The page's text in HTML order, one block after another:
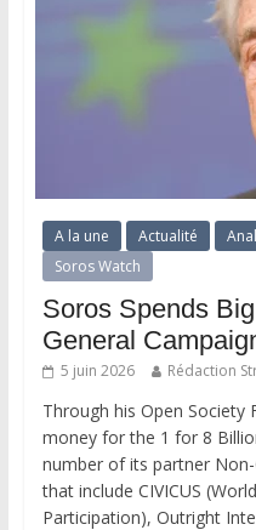
A la une Actualité
Soros Watch
Soros Spends
General
5 juin 2026 Rédaction
Through his Open Society
money for the 1 for 8
number of its partner
that include CIVICUS
Participation), Outright